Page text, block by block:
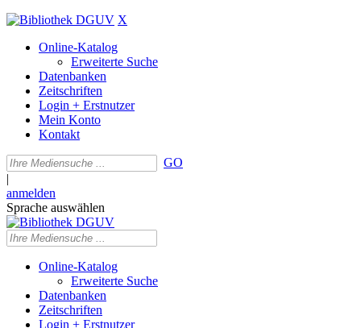
X
Online-Katalog
Erweiterte Suche
Datenbanken
Zeitschriften
Login + Erstnutzer
Mein Konto
Kontakt
GO
|
anmelden
Sprache auswählen
Online-Katalog
Erweiterte Suche
Datenbanken
Zeitschriften
Login + Erstnutzer